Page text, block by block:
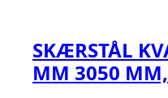
SKÆRSTÅL
MM 3050